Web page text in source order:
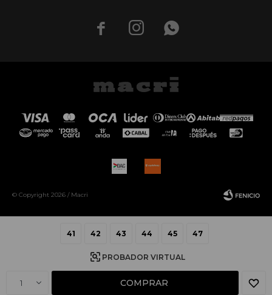
41 42 43 44 45 47
PROBADOR VIRTUAL
1 COMPRAR
  
© Copyright 2026 / Macri